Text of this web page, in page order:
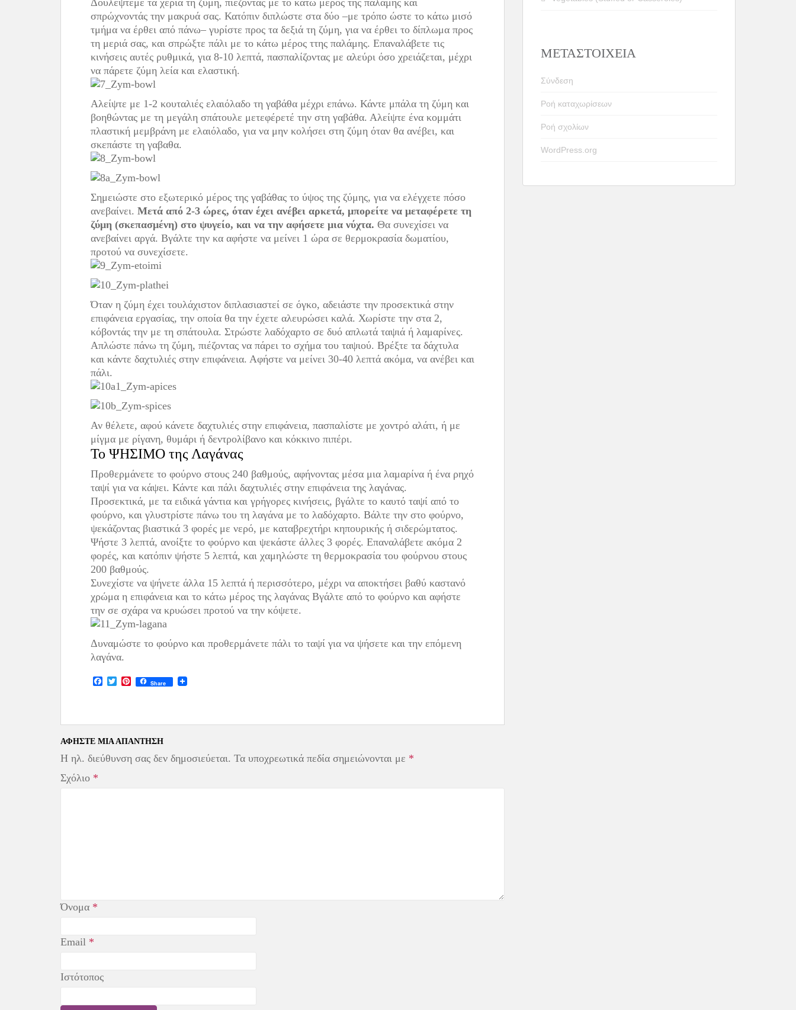
σπρώχνοντάς την μακρυά σας. Κατόπιν διπλώστε στα δύο –με τρόπο ώστε το κάτω μισό
τμήμα να έρθει από πάνω– γυρίστε προς τα δεξιά τη ζύμη, για να έρθει το δίπλωμα προς
τη μεριά σας, και σπρώξτε πάλι με το κάτω μέρος ττης παλάμης. Επαναλάβετε τις
κινήσεις αυτές ρυθμικά, για 8-10 λεπτά, πασπαλίζοντας με αλεύρι όσο χρειάζεται, μέχρι
να πάρετε ζύμη λεία και ελαστική.
Αλείψτε με 1-2 κουταλιές ελαιόλαδο τη γαβάθα μέχρι επάνω. Κάντε μπάλα τη ζύμη και
βοηθώντας με τη μεγάλη σπάτουλε μετεφέρετέ την στη γαβάθα. Αλείψτε ένα κομμάτι
πλαστική μεμβράνη με ελαιόλαδο, για να μην κολήσει στη ζύμη όταν θα ανέβει, και
σκεπάστε τη γαβαθα.
Σημειώστε στο εξωτερικό μέρος της γαβάθας το ύψος της ζύμης, για να ελέγχετε πόσο
ανεβαίνει. Μετά από 2-3 ώρες, όταν έχει ανέβει αρκετά, μπορείτε να μεταφέρετε τη
ζύμη (σκεπασμένη) στο ψυγείο, και να την αφήσετε μια νύχτα. Θα συνεχίσει να
ανεβαίνει αργά. Βγάλτε την κα αφήστε να μείνει 1 ώρα σε θερμοκρασία δωματίου,
προτού να συνεχίσετε.
Όταν η ζύμη έχει τουλάχιστον διπλασιαστεί σε όγκο, αδειάστε την προσεκτικά στην
επιφάνεια εργασίας, την οποία θα την έχετε αλευρώσει καλά. Χωρίστε την στα 2,
κόβοντάς την με τη σπάτουλα. Στρώστε λαδόχαρτο σε δυό απλωτά ταψιά ή λαμαρίνες.
Απλώστε πάνω τη ζύμη, πιέζοντας να πάρει το σχήμα του ταψιού. Βρέξτε τα δάχτυλα
και κάντε δαχτυλιές στην επιφάνεια. Αφήστε να μείνει 30-40 λεπτά ακόμα, να ανέβει και
πάλι.
Αν θέλετε, αφού κάνετε δαχτυλιές στην επιφάνεια, πασπαλίστε με χοντρό αλάτι, ή με
μίγμα με ρίγανη, θυμάρι ή δεντρολίβανο και κόκκινο πιπέρι.
Το ΨΗΣΙΜΟ της Λαγάνας
Προθερμάνετε το φούρνο στους 240 βαθμούς, αφήνοντας μέσα μια λαμαρίνα ή ένα ρηχό
ταψί για να κάψει. Κάντε και πάλι δαχτυλιές στην επιφάνεια της λαγάνας.
Προσεκτικά, με τα ειδικά γάντια και γρήγορες κινήσεις, βγάλτε το καυτό ταψί από το
φούρνο, και γλυστρίστε πάνω του τη λαγάνα με το λαδόχαρτο. Βάλτε την στο φούρνο,
ψεκάζοντας βιαστικά 3 φορές με νερό, με καταβρεχτήρι κηπουρικής ή σιδερώμτατος.
Ψήστε 3 λεπτά, ανοίξτε το φούρνο και ψεκάστε άλλες 3 φορές. Επαναλάβετε ακόμα 2
φορές, και κατόπιν ψήστε 5 λεπτά, και χαμηλώστε τη θερμοκρασία του φούρνου στους
200 βαθμούς.
Συνεχίστε να ψήνετε άλλα 15 λεπτά ή περισσότερο, μέχρι να αποκτήσει βαθύ καστανό
χρώμα η επιφάνεια και το κάτω μέρος της λαγάνας Βγάλτε από το φούρνο και αφήστε
την σε σχάρα να κρυώσει προτού να την κόψετε.
Δυναμώστε το φούρνο και προθερμάνετε πάλι το ταψί για να ψήσετε και την επόμενη
λαγάνα.
a
o
o
k
T
w
e
r
P
r
e
s
t
Share
ΑΦΉΣΤΕ ΜΙΑ ΑΠΆΝΤΗΣΗ
Η ηλ. διεύθυνση σας δεν δημοσιεύεται. Τα υποχρεωτικά πεδία σημειώνονται με *
Σχόλιο *
Όνομα *
Email *
Ιστότοπος
ΜΕΤΑΣΤΟΙΧΕΊΑ
Σύνδεση
Ροή καταχωρίσεων
Ροή σχολίων
WordPress.org